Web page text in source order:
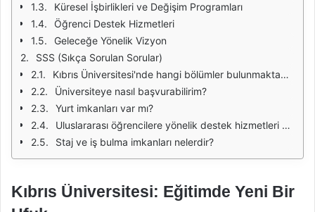
Küresel İşbirlikleri ve Değişim Programları
Öğrenci Destek Hizmetleri
Geleceğe Yönelik Vizyon
SSS (Sıkça Sorulan Sorular)
Kıbrıs Üniversitesi'nde hangi bölümler bulunmaktadır?
Üniversiteye nasıl başvurabilirim?
Yurt imkanları var mı?
Uluslararası öğrencilere yönelik destek hizmetleri var mı?
Staj ve iş bulma imkanları nelerdir?
Kıbrıs Üniversitesi: Eğitimde Yeni Bir